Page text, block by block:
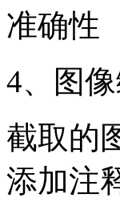
准确性
4、图
截取的
添加注